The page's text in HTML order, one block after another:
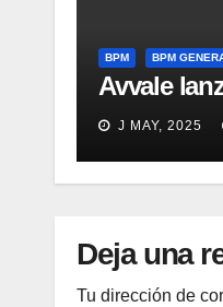
BPM BPM
Avvale
J MAY, 2025
Deja una
Tu dirección de